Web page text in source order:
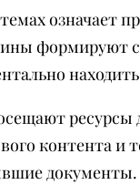
означает
формируют
ресурсы
контента
документы.